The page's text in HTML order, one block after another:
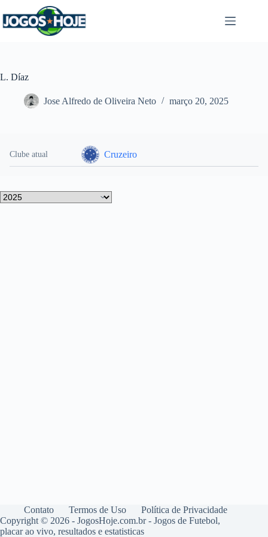
para
o
L. Díaz
Jose Alfredo de Oliveira Neto março 20, 2025
Clube atual Cruzeiro
Contato Termos de Uso
Política de Privacidade
Copyright © 2026 - JogosHoje.com.br - Jogos de Futebol,
placar ao vivo, resultados e estatisticas